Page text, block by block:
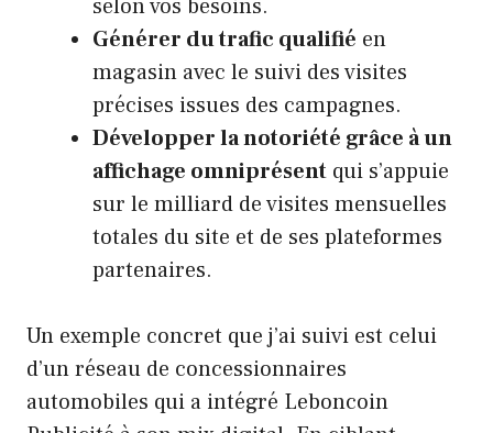
selon vos besoins.
Générer du trafic qualifié en
magasin avec le suivi des visites
précises issues des campagnes.
Développer la notoriété grâce à un
affichage omniprésent qui s’appuie
sur le milliard de visites mensuelles
totales du site et de ses plateformes
partenaires.
Un exemple concret que j’ai suivi est celui
d’un réseau de concessionnaires
automobiles qui a intégré Leboncoin